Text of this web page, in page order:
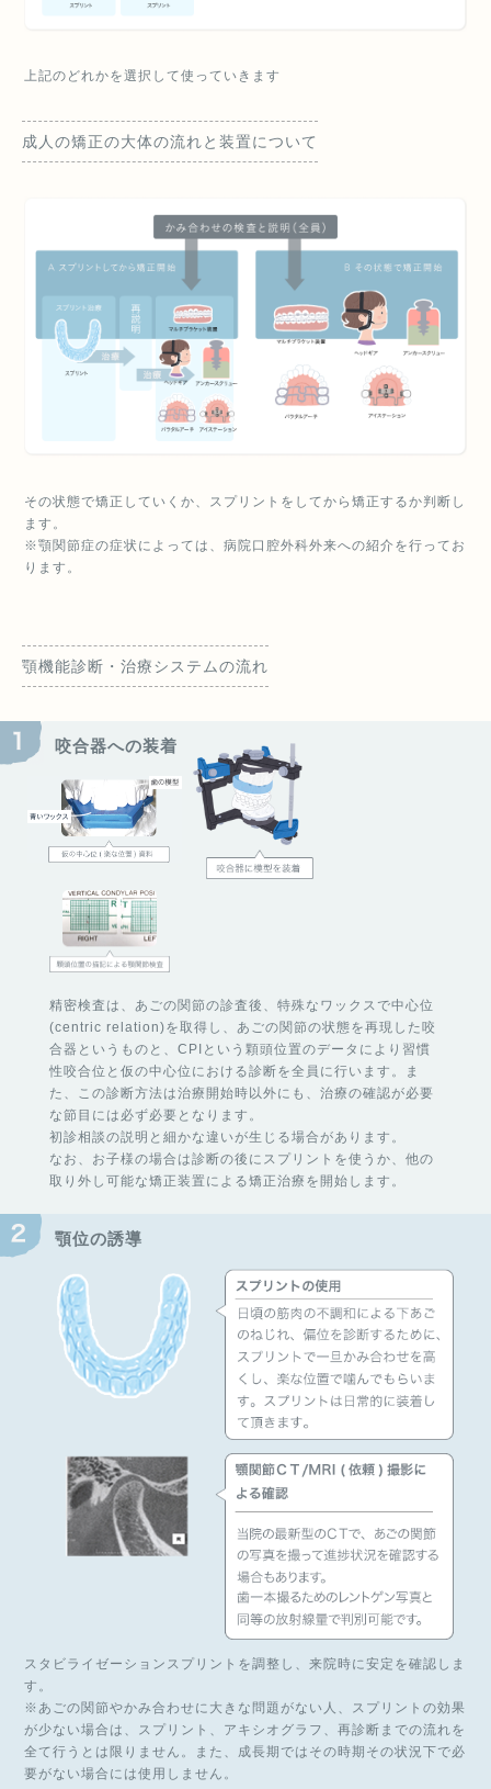
上記のどれかを選択して使っていきます
成人の矯正の大体の流れと装置について
その状態で矯正していくか、スプリントをしてから矯正するか判断し
ます。
※顎関節症の症状によっては、病院口腔外科外来への紹介を行ってお
ります。
顎機能診断・治療システムの流れ
咬合器への装着
精密検査は、あごの関節の診査後、特殊なワックスで中心位
(centric relation)を取得し、あごの関節の状態を再現した咬
合器というものと、CPIという顆頭位置のデータにより習慣
性咬合位と仮の中心位における診断を全員に行います。ま
た、この診断方法は治療開始時以外にも、治療の確認が必要
な節目には必ず必要となります。
初診相談の説明と細かな違いが生じる場合があります。
なお、お子様の場合は診断の後にスプリントを使うか、他の
取り外し可能な矯正装置による矯正治療を開始します。
顎位の誘導
スタビライゼーションスプリントを調整し、来院時に安定を確認しま
す。
※あごの関節やかみ合わせに大きな問題がない人、スプリントの効果
が少ない場合は、スプリント、アキシオグラフ、再診断までの流れを
全て行うとは限りません。また、成長期ではその時期その状況下で必
要がない場合には使用しません。